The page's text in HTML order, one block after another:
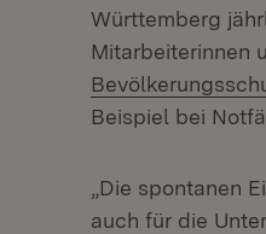
Württemberg
Mitarbeiterinnen
Beispiel bei
„Die spontanen
auch für die